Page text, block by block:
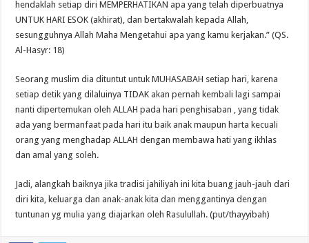
hendaklah setiap diri MEMPERHATIKAN apa yang telah diperbuatnya
UNTUK HARI ESOK (akhirat), dan bertakwalah kepada Allah,
sesungguhnya Allah Maha Mengetahui apa yang kamu kerjakan.” (QS.
Al-Hasyr: 18)
Seorang muslim dia dituntut untuk MUHASABAH setiap hari, karena
setiap detik yang dilaluinya TIDAK akan pernah kembali lagi sampai
nanti dipertemukan oleh ALLAH pada hari penghisaban , yang tidak
ada yang bermanfaat pada hari itu baik anak maupun harta kecuali
orang yang menghadap ALLAH dengan membawa hati yang ikhlas
dan amal yang soleh.
Jadi, alangkah baiknya jika tradisi jahiliyah ini kita buang jauh-jauh dari
diri kita, keluarga dan anak-anak kita dan menggantinya dengan
tuntunan yg mulia yang diajarkan oleh Rasulullah. (put/thayyibah)